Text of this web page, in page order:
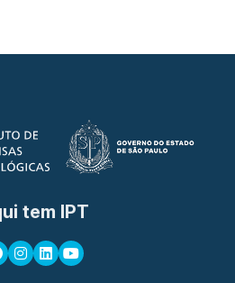
tem IPT